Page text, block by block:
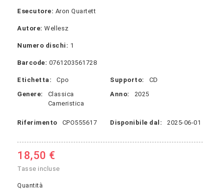
Esecutore: Aron Quartett
Autore: Wellesz
Numero dischi: 1
Barcode: 0761203561728
Etichetta: Cpo Supporto:
CD
Genere:
Classica
Cameristica
Anno: 2025
Riferimento CPO555617 Disponibile dal: 2025-06-01
18,50 €
Tasse incluse
Quantità